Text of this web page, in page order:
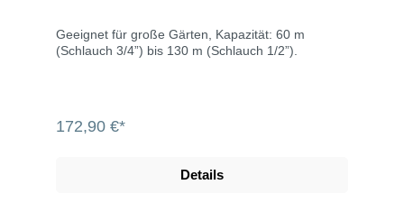
Geeignet für große Gärten, Kapazität: 60 m
(Schlauch 3/4”) bis 130 m (Schlauch 1/2”).
172,90 €*
Details